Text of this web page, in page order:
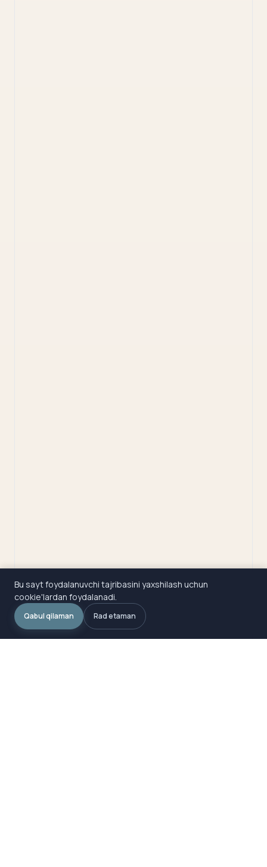
Bu sayt foydalanuvchi tajribasini yaxshilash uchun
cookie'lardan foydalanadi.
Qabul qilaman Rad etaman